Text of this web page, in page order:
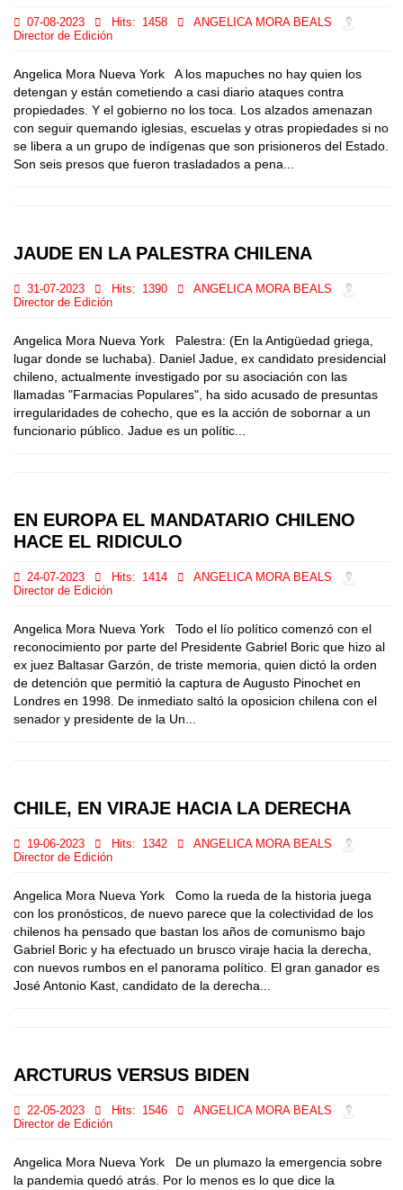
07-08-2023 Hits: 1458
ANGELICA MORA BEALS
Director de Edición
Angelica Mora Nueva York A los mapuches no hay quien los
detengan y están cometiendo a casi diario ataques contra
propiedades. Y el gobierno no los toca. Los alzados amenazan
con seguir quemando iglesias, escuelas y otras propiedades si no
se libera a un grupo de indígenas que son prisioneros del Estado.
Son seis presos que fueron trasladados a pena...
JAUDE EN LA PALESTRA CHILENA
31-07-2023 Hits: 1390
ANGELICA MORA BEALS
Director de Edición
Angelica Mora Nueva York Palestra: (En la Antigüedad griega,
lugar donde se luchaba). Daniel Jadue, ex candidato presidencial
chileno, actualmente investigado por su asociación con las
llamadas "Farmacias Populares", ha sido acusado de presuntas
irregularidades de cohecho, que es la acción de sobornar a un
funcionario público. Jadue es un polític...
EN EUROPA EL MANDATARIO CHILENO
HACE EL RIDICULO
24-07-2023 Hits: 1414
ANGELICA MORA BEALS
Director de Edición
Angelica Mora Nueva York Todo el lío político comenzó con el
reconocimiento por parte del Presidente Gabriel Boric que hizo al
ex juez Baltasar Garzón, de triste memoria, quien dictó la orden
de detención que permitió la captura de Augusto Pinochet en
Londres en 1998. De inmediato saltó la oposicion chilena con el
senador y presidente de la Un...
CHILE, EN VIRAJE HACIA LA DERECHA
19-06-2023 Hits: 1342
ANGELICA MORA BEALS
Director de Edición
Angelica Mora Nueva York Como la rueda de la historia juega
con los pronósticos, de nuevo parece que la colectividad de los
chilenos ha pensado que bastan los años de comunismo bajo
Gabriel Boric y ha efectuado un brusco viraje hacia la derecha,
con nuevos rumbos en el panorama político. El gran ganador es
José Antonio Kast, candidato de la derecha...
ARCTURUS VERSUS BIDEN
22-05-2023 Hits: 1546
ANGELICA MORA BEALS
Director de Edición
Angelica Mora Nueva York De un plumazo la emergencia sobre
la pandemia quedó atrás. Por lo menos es lo que dice la